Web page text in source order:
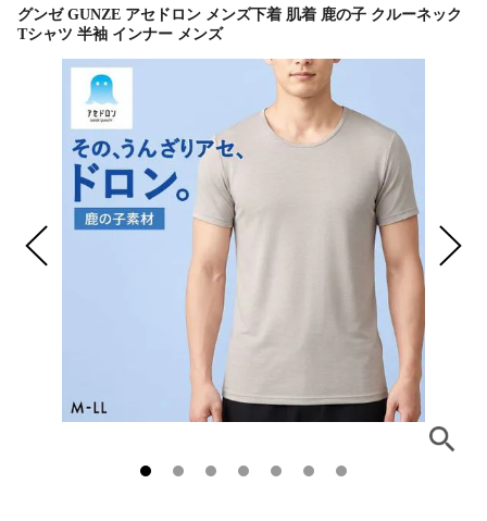
グンゼ GUNZE アセドロン メンズ下着 肌着 鹿の子 クルーネック
Tシャツ 半袖 インナー メンズ